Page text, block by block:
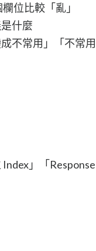
位比較「亂」
什麼
不常用」「不常
」「Response